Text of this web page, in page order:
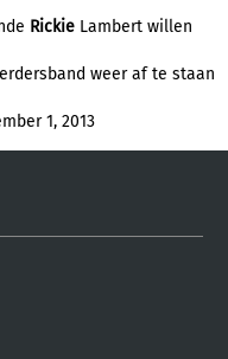
Rickie Lambert willen
weer af te staan
1, 2013